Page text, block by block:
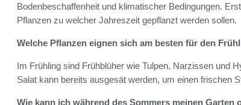
Bodenbeschaffenheit und klimatischer Bedingungen.
Pflanzen zu welcher Jahreszeit gepflanzt werden sollen.
Welche Pflanzen eignen sich am besten für den
Im Frühling sind Frühblüher wie Tulpen, Narzissen und
Salat kann bereits ausgesät werden, um einen frischen
Wie kann ich während des Sommers meinen Garten